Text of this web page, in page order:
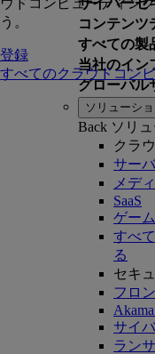
サイバーセ
コンテンツ
すべての製
当社のイン
グローバル
う。
登録
すべてのクラウドコン
ソリューシ
Back ソリ
クラ
サー
メデ
SaaS
ゲー
すべ
る
セキ
フロ
サイ
ラン